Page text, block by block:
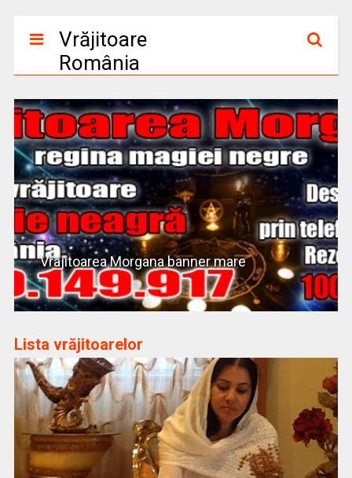
Vrăjitoare
România
Vrajitoarea Morgana banner mare
Lista vrăjitoarelor